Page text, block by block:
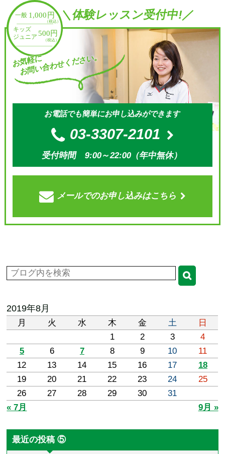
＼体験レッスン受付中!／
お気軽に
お問い合わせください。
お電話でも簡単にお申し込みができます
03-3307-2101
受付時間 9:00～22:00（年中無休）
メールでのお申し込みはこちら
2019年8月
月 火 水 木 金 土
日
1
2 3
4
5
6 7 8 9 10
11
12
13 14 15 16 17
18
19
20 21 22 23 24
25
26
27 28 29 30
31
« 7月
9月 »
最近の投稿 ⑤